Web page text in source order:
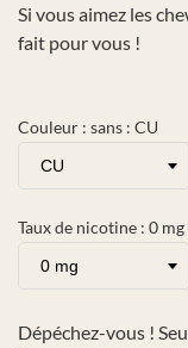
Si vous aimez les
fait pour vous !
Couleur : sans : CU
Taux de nicotine : 0 mg
Dépéchez-vous !